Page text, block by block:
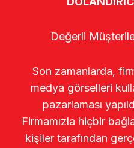
Değerli
Son zamanlarda,
medya görselleri
pazarlaması
Firmamızla hiçbir
kişiler tarafından